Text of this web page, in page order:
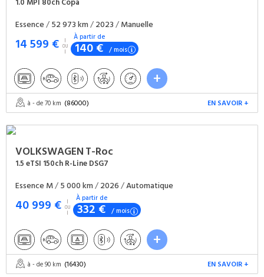
1.0 MPI 80ch Copa
Essence/52 973 km/2023/Manuelle
14 599 € À partir de
140 € / mois
à - de 70 km (86000) EN SAVOIR +
VOLKSWAGENT-Roc
1.5 eTSI 150ch R-Line DSG7
Essence M/5 000 km/2026/Automatique
40 999 € À partir de
332 € / mois
à - de 90 km (16430) EN SAVOIR +